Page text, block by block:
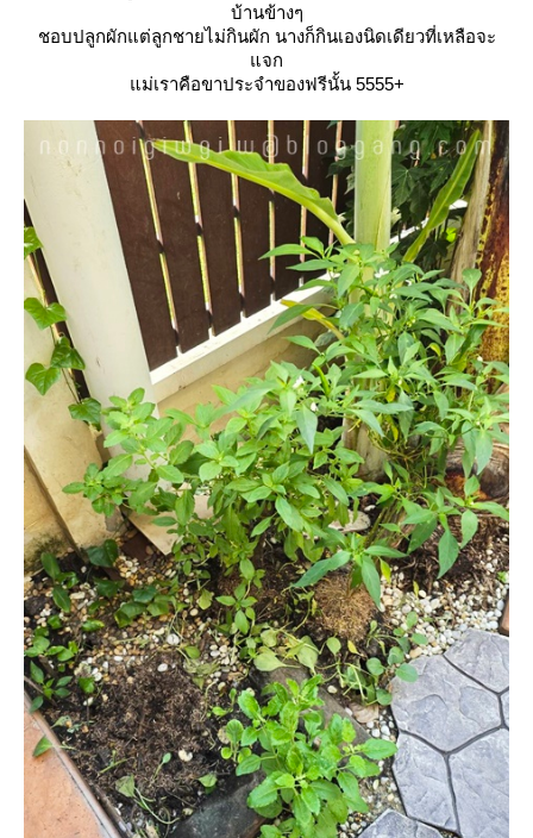
บ้านข้างๆ
ชอบปลูกผักแต่ลูกชายไม่กินผัก นางก็กินเองนิดเดียวที่เหลือจะ
จก
ม่เราคือขาประจำของฟรีนั้น 5555+